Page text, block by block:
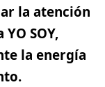
la atención
SOY,
la energía